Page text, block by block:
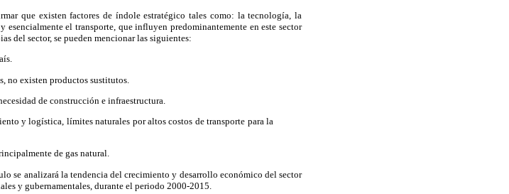
que existen factores de índole estratégico tales como: la tecnología, la
el transporte, que influyen predominantemente en este sector
del sector, se pueden mencionar las siguientes:
no existen productos sustitutos.
de construcción e infraestructura.
y logística, límites naturales por altos costos de transporte para la
de gas natural.
se analizará la tendencia del crecimiento y desarrollo económico del sector
y gubernamentales, durante el periodo 2000-2015.